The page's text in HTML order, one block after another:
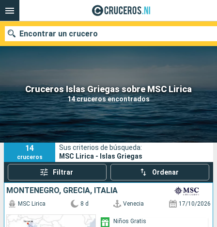
Cruceros Islas Griegas sobre MSC Lirica
14 cruceros encontrados
Encontrar un crucero
Nuestros destinos
Fecha de salida
Puertos Compañías
Buscar
14
cruceros
Sus criterios de búsqueda:
MSC Lirica - Islas Griegas
Filtrar Ordenar
MONTENEGRO, GRECIA, ITALIA
MSC Lirica 8 d Venecia 17/10/2026
Niños Gratis